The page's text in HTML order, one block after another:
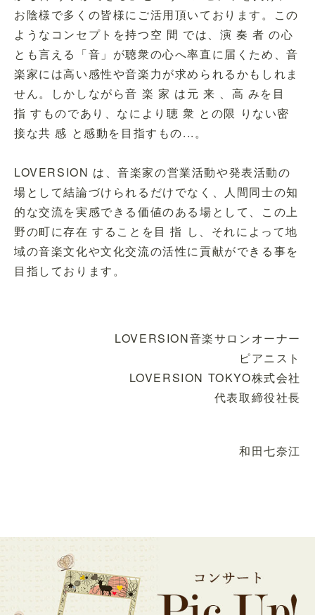
お陰様で多くの皆様にご活用頂いております。この
ようなコンセプトを持つ空 間 では、演 奏 者 の心
とも言える「音」が聴衆の心へ率直に届くため、音
楽家には高い感性や音楽力が求められるかもしれま
せん。しかしながら音 楽 家 は元 来 、高 みを目
指 すものであり、なにより聴 衆 との限 りない密
接な共 感 と感動を目指すもの...。
LOVERSION は、音楽家の営業活動や発表活動の
場として結論づけられるだけでなく、人間同士の知
的な交流を実感できる価値のある場として、この上
野の町に存在 することを目 指 し、それによって地
域の音楽文化や文化交流の活性に貢献ができる事を
目指しております。
LOVERSION音楽サロンオーナー
ピアニスト
LOVERSION TOKYO株式会社
代表取締役社長
和田七奈江